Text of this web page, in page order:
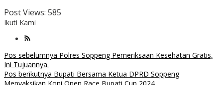
Post Views: 585
Ikuti Kami
Navigasi
pos
Pos sebelumnya Polres Soppeng Pemeriksaan Kesehatan Gratis,
Ini Tujuannya.
Pos berikutnya Bupati Bersama Ketua DPRD Soppeng